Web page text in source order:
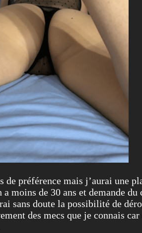
préférence mais j’aurai une
moins de 30 ans et demande
sans doute la possibilité de
des mecs que je connais